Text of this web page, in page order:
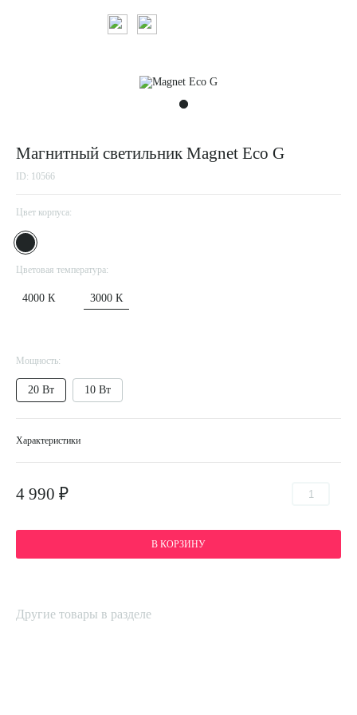
Магнитный светильник Magnet Eco G
ID: 10566
Цвет корпуса:
Цветовая температура:
4000 К 3000 К
Мощность:
20 Вт 10 Вт
Характеристики
4 990 ₽
В КОРЗИНУ
Другие товары в разделе